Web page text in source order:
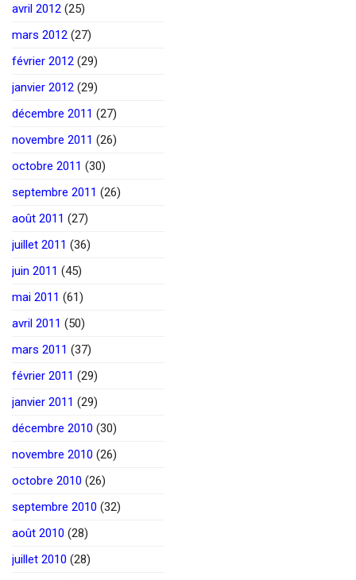
avril 2012 (25)
mars 2012 (27)
février 2012 (29)
janvier 2012 (29)
décembre 2011 (27)
novembre 2011 (26)
octobre 2011 (30)
septembre 2011 (26)
août 2011 (27)
juillet 2011 (36)
juin 2011 (45)
mai 2011 (61)
avril 2011 (50)
mars 2011 (37)
février 2011 (29)
janvier 2011 (29)
décembre 2010 (30)
novembre 2010 (26)
octobre 2010 (26)
septembre 2010 (32)
août 2010 (28)
juillet 2010 (28)